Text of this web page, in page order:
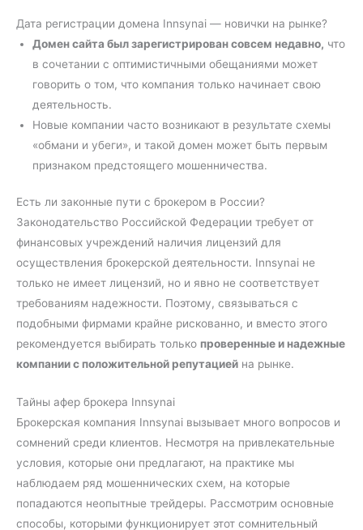
Дата регистрации домена Innsynai — новички на рынке?
Домен сайта был зарегистрирован совсем недавно, что
в сочетании с оптимистичными обещаниями может
говорить о том, что компания только начинает свою
деятельность.
Новые компании часто возникают в результате схемы
«обмани и убеги», и такой домен может быть первым
признаком предстоящего мошенничества.
Есть ли законные пути с брокером в России?
Законодательство Российской Федерации требует от
финансовых учреждений наличия лицензий для
осуществления брокерской деятельности. Innsynai не
только не имеет лицензий, но и явно не соответствует
требованиям надежности. Поэтому, связываться с
подобными фирмами крайне рискованно, и вместо этого
рекомендуется выбирать только проверенные и надежные
компании с положительной репутацией на рынке.
Тайны афер брокера Innsynai
Брокерская компания Innsynai вызывает много вопросов и
сомнений среди клиентов. Несмотря на привлекательные
условия, которые они предлагают, на практике мы
наблюдаем ряд мошеннических схем, на которые
попадаются неопытные трейдеры. Рассмотрим основные
способы, которыми функционирует этот сомнительный